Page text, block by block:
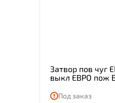
Затвор пов чуг
выкл ЕВРО пож
Под заказ